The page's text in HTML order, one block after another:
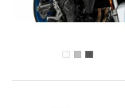
Przezroczysty
LekkoMocno